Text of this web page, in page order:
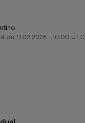
on 11.02.2026 · 10:00 UTC